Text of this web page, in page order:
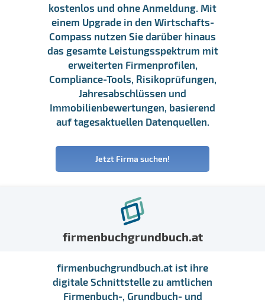
kostenlos und ohne Anmeldung. Mit
einem Upgrade in den Wirtschafts-
Compass nutzen Sie darüber hinaus
das gesamte Leistungsspektrum mit
erweiterten Firmenprofilen,
Compliance-Tools, Risikoprüfungen,
Jahresabschlüssen und
Immobilienbewertungen, basierend
auf tagesaktuellen Datenquellen.
Jetzt Firma suchen!
firmenbuchgrundbuch.at
firmenbuchgrundbuch.at ist ihre
digitale Schnittstelle zu amtlichen
Firmenbuch-, Grundbuch- und